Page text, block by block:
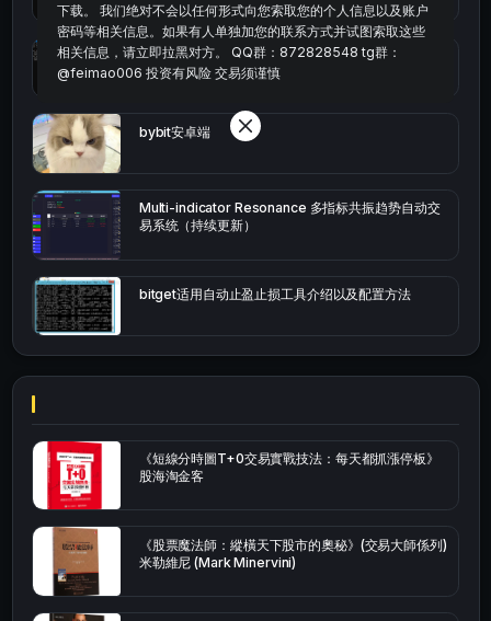
okx的短线量化的免费版本
bybit安卓端
Multi-indicator Resonance 多指标共振趋势自动交
易系统（持续更新）
bitget适用自动止盈止损工具介绍以及配置方法
《短線分時圖T+0交易實戰技法：每天都抓漲停板》
股海淘金客
《股票魔法師：縱橫天下股市的奧秘》(交易大師係列)
米勒維尼 (Mark Minervini)
下载。 我们绝对不会以任何形式向您索取您的个人信息以及账户
密码等相关信息。如果有人单独加您的联系方式并试图索取这些
相关信息，请立即拉黑对方。 QQ群：872828548 tg群：
@feimao006 投资有风险 交易须谨慎